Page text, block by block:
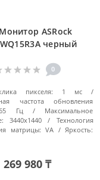
ASRock
черный
0
пикселя:
1 мс
частота обновления
Гц
Максимальное
3440x1440
Технология
матрицы: VA
Яркость:
269 980 ₸